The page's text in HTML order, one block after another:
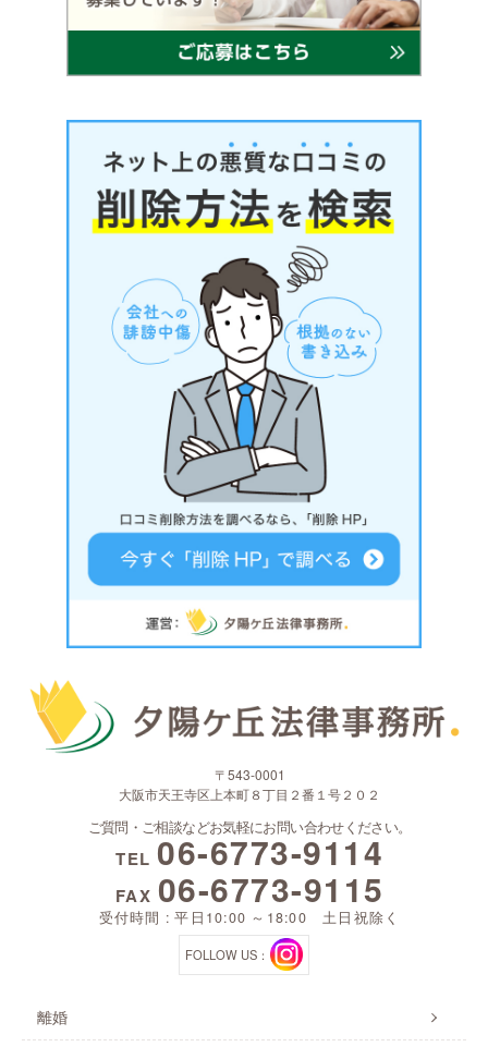
〒543-0001
大阪市天王寺区上本町８丁目２番１号２０２
ご質問・ご相談などお気軽にお問い合わせください。
TEL 06-6773-9114
FAX 06-6773-9115
受付時間 : 平日10:00 ～18:00 土日祝除く
FOLLOW US：
離婚